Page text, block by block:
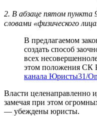
2. В абзаце пятом пункта
словами «физического
В предлагаемом
создать способ
всех
этом положения
канала Юристы31/
Власти целенаправленно
замечая при этом
— убеждены юристы.